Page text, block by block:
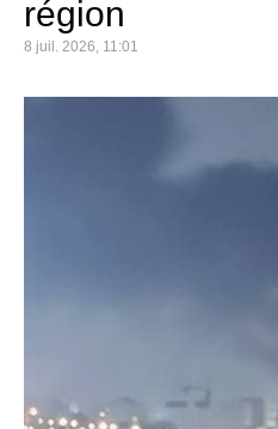
région
8 juil. 2026, 11:01